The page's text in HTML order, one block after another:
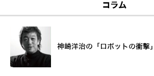
コラム
神崎洋治の「ロボットの衝撃」